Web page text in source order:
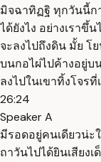
มิจฉาทิฏฐิ ทุกวันนี้ก
ได้ยังไง อย่างเราขึ้
จะลงไปถึงดิน มั้ย โ
บนกอไผ่ไปค้างอยู่บ
ลงไปในเขาทิ้งโจร
26:24
Speaker A
มีรอดอยู่คนเดียวน่ะ
ถาวันไปได้ยินเสียงเ